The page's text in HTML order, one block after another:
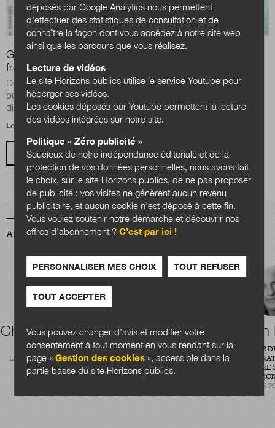
Grand Chambéry : penser les mobilités au-delà des
frontières administratives
Dépasser le cadre intercommunal pour mieux gérer les
besoins des usagers, se donner des capacités à agir, éviter la
dispersion et s’approcher des...
Le 27 mars 2023
VOIR TOUS LES ARTICLES
AUTEURS
Charles Quansah
RÉDACTEUR
LÉGIBASE COLLECTIVITÉS
Théophile
Courtier
CONSULTANT EN ÉVALUATION
DE POLITIQUES PUBLIQUES
DIRECTEUR
CENTRE
SCIENCES
déposés par Google Analytics nous permettent
d’effectuer des statistiques de consultation et de
connaître la façon dont vous accédez à notre site web
ainsi que les parcours que vous réalisez.
Lecture de vidéos
Le site Horizons publics utilise le service Youtube pour
héberger ses vidéos.
Les cookies déposés par Youtube permettent la lecture
des vidéos intégrées sur notre site.
Politique « Zéro publicité »
Soucieux de notre indépendance éditoriale et de la
protection de vos données personnelles, nous avons fait
le choix, sur le site Horizons publics, de ne pas proposer
de publicité : vos visites ne génèrent aucun revenu
publicitaire, et aucun cookie n’est déposé à cette fin.
Vous voulez soutenir notre démarche et découvrir nos
offres d’abonnement ? C’est par ici !
PERSONNALISER MES CHOIX TOUT REFUSER
TOUT ACCEPTER
Vous pouvez changer d’avis et modifier votre
consentement à tout moment en vous rendant sur la
page « Gestion des cookies», accessible dans la
partie basse du site Horizons publics.